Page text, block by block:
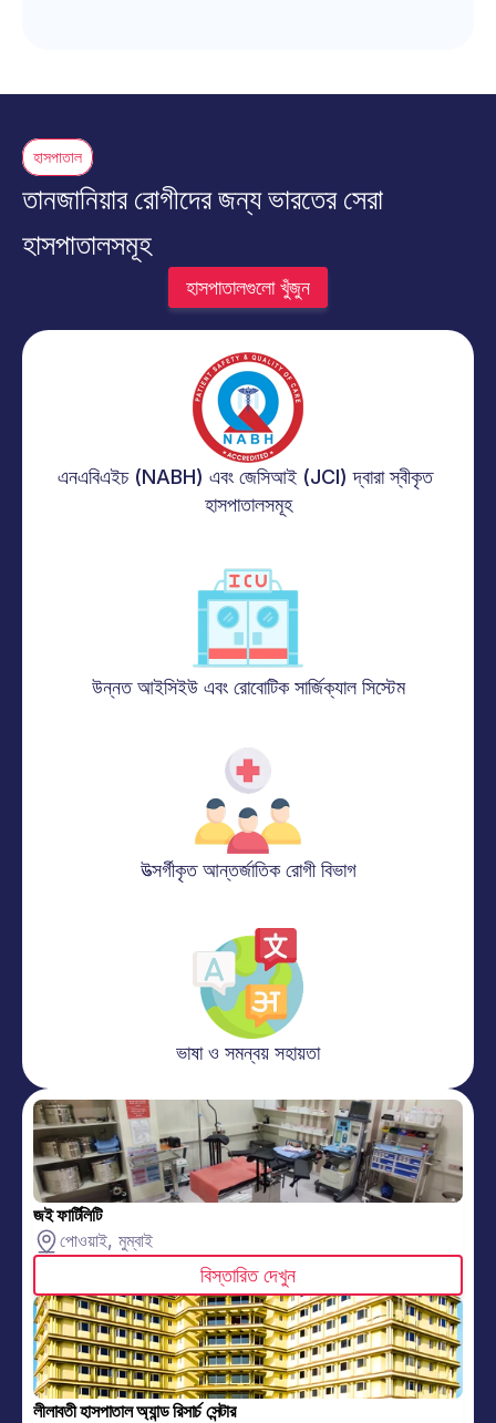
হাসপাতাল
তানজানিয়ার রোগীদের জন্য ভারতের সেরা
হাসপাতালসমূহ
হাসপাতালগুলো খুঁজুন
এনএবিএইচ (NABH) এবং জেসিআই (JCI) দ্বারা স্বীকৃত
হাসপাতালসমূহ
উন্নত আইসিইউ এবং রোবোটিক সার্জিক্যাল সিস্টেম
উত্সর্গীকৃত আন্তর্জাতিক রোগী বিভাগ
ভাষা ও সমন্বয় সহায়তা
জই ফার্টিলিটি
পোওয়াই, মুম্বাই
বিস্তারিত দেখুন
লীলাবতী হাসপাতাল অ্যান্ড রিসার্চ সেন্টার